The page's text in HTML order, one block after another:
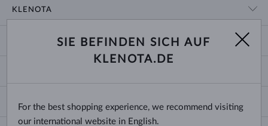
KLENOTA
BLOG
ZAHLUNG UND VERSAND
TRAURINGE AUSWÄHLEN
KETTENGRÖSSEN UND -ARTEN
SIE BEFINDEN SICH AUF
KLENOTA.DE
For the best shopping experience, we recommend visiting
our international website in English.